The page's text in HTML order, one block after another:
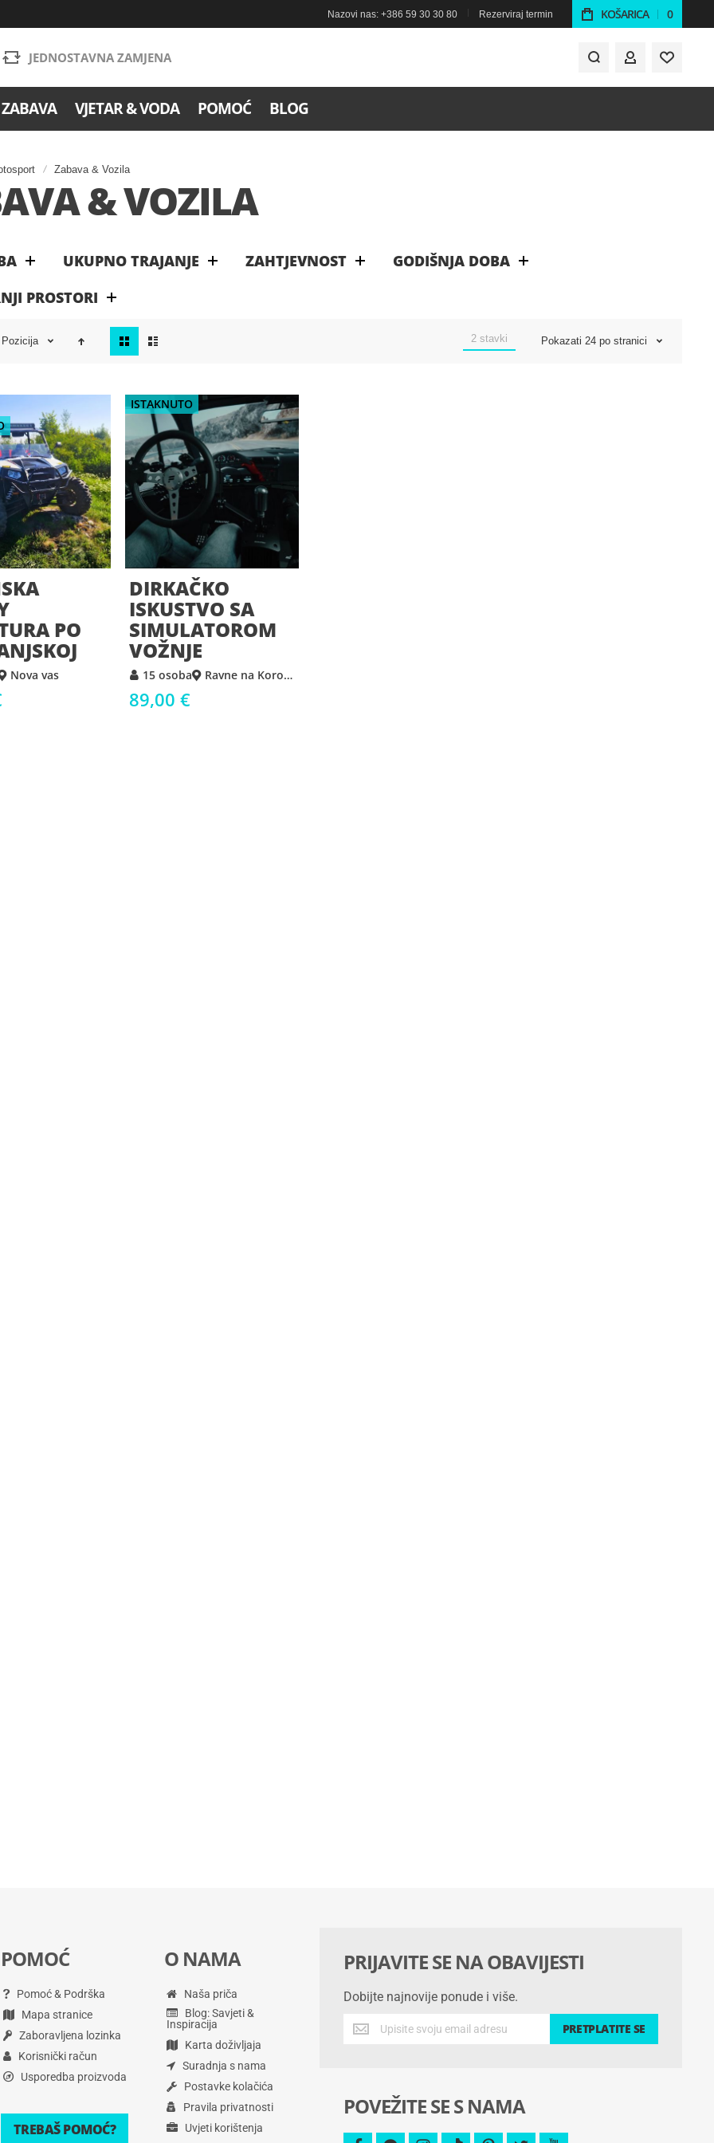
Nazovi nas: +386 59 30 30 80 Rezerviraj termin KOŠARICA 0
JEDNOSTAVNA ZAMJENA MOJ RAČUN
VJETAR & VODA POMOĆ BLOG
Zabava & Vozila
& VOZILA
UKUPNO TRAJANJE ZAHTJEVNOST
GODIŠNJA DOBA
PROSTORI
Pozicija
kao
2 stavki Pokazati 24 po stranici
PO
Nova vas
ISTAKNUTO
DIRKAČKO
ISKUSTVO SA
SIMULATOROM
VOŽNJE
15 osoba Ravne na Koroškem
89,00 €
PRIJAVITE SE NA OBAVIJESTI
Dobijte najnovije ponude i više.
Dobijte
najnovije
PRETPLATITE SE
POVEŽITE SE S NAMA
POMOĆ
Pomoć & Podrška
Mapa stranice
Zaboravljena lozinka
Korisnički račun
Usporedba proizvoda
TREBAŠ POMOĆ?
O NAMA
Naša priča
Blog: Savjeti &
Inspiracija
Karta doživljaja
Suradnja s nama
Postavke kolačića
Pravila privatnosti
Uvjeti korištenja